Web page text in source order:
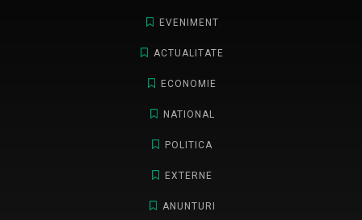
EVENIMENT
ACTUALITATE
ECONOMIE
NATIONAL
POLITICA
EXTERNE
ANUNTURI